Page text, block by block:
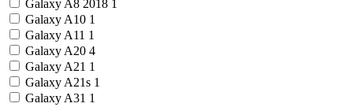
Galaxy A8 2018 1
Galaxy A10 1
Galaxy A11 1
Galaxy A20 4
Galaxy A21 1
Galaxy A21s 1
Galaxy A31 1